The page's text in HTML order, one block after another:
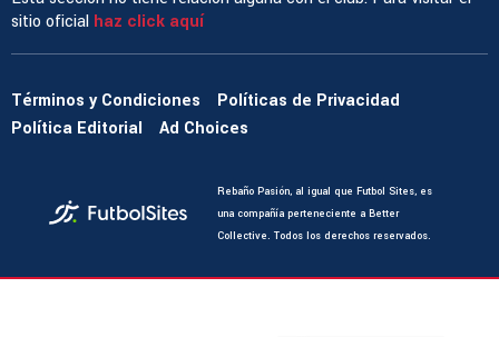
sitio oficial haz click aquí
Términos y Condiciones
Políticas de Privacidad
Política Editorial
Ad Choices
Rebaño Pasión, al igual que Futbol Sites, es
una compañía perteneciente a Better
Collective. Todos los derechos reservados.